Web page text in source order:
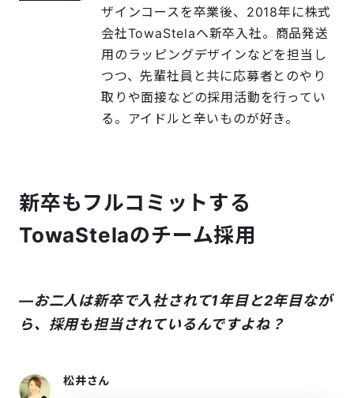
ザインコースを卒業後、2018年に株式
会社TowaStelaへ新卒入社。商品発送
用のラッピングデザインなどを担当し
つつ、先輩社員と共に応募者とのやり
取りや面接などの採用活動を行ってい
る。アイドルと辛いものが好き。
新卒もフルコミットする
TowaStelaのチーム採用
―お二人は新卒で入社されて1年目と2年目なが
ら、採用も担当されているんですよね？
松井さん